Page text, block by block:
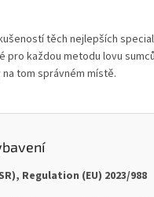
těch nejlepších
pro každou metodu lovu
tom správném místě.
Regulation (EU) 2023/988